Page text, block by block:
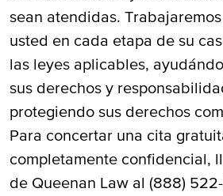
sean atendidas.
usted en cada etapa de su
las leyes aplicables,
sus derechos y
protegiendo sus derechos
Para concertar una cita
completamente confidencial,
de Queenan Law al (888)